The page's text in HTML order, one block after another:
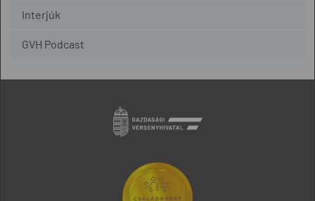
Interjúk
GVH Podcast